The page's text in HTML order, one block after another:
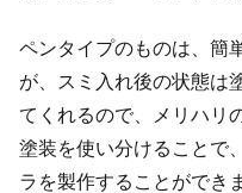
ペンタイプのものは、簡
が、スミ入れ後の状態は
てくれるので、メリハリ
塗装を使い分けることで
ラを製作することができ